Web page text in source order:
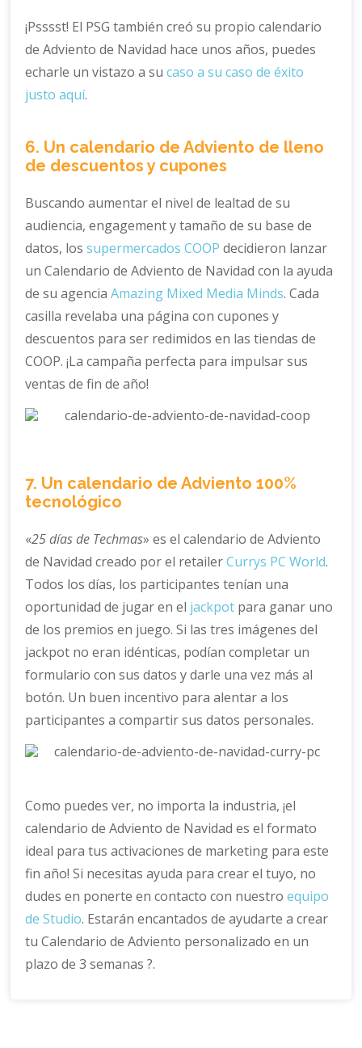
¡Psssst! El PSG también creó su propio calendario
de Adviento de Navidad hace unos años, puedes
echarle un vistazo a sucaso a su caso de éxito
justo aquí.
6. Un calendario de Adviento de lleno
de descuentos y cupones
Buscando aumentar el nivel de lealtad de su
audiencia, engagement y tamaño de su base de
datos, lossupermercados COOP decidieron lanzar
un Calendario de Adviento de Navidad con la ayuda
de su agenciaAmazing Mixed Media Minds. Cada
casilla revelaba una página con cupones y
descuentos para ser redimidos en las tiendas de
COOP. ¡La campaña perfecta para impulsar sus
ventas de fin de año!
7. Un calendario de Adviento 100%
tecnológico
«25 días de Techmas» es el calendario de Adviento
de Navidad creado por el retailerCurrys PC World.
Todos los días, los participantes tenían una
oportunidad de jugar en el jackpot para ganar uno
de los premios en juego. Si las tres imágenes del
jackpot no eran idénticas, podían completar un
formulario con sus datos y darle una vez más al
botón. Un buen incentivo para alentar a los
participantes a compartir sus datos personales.
Como puedes ver, no importa la industria, ¡el
calendario de Adviento de Navidad es el formato
ideal para tus activaciones de marketing para este
fin año! Si necesitas ayuda para crear el tuyo, no
dudes en ponerte en contacto con nuestroequipo
de Studio. Estarán encantados de ayudarte a crear
tu Calendario de Adviento personalizado en un
plazo de 3 semanas ?.